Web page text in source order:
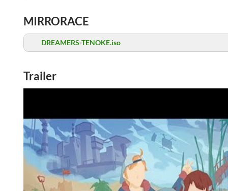
MIRRORACE
DREAMERS-TENOKE.iso
Trailer